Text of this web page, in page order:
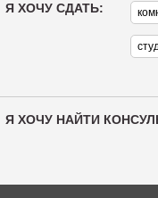
Я ХОЧУ СДАТЬ:
Я ХОЧУ НАЙТИ